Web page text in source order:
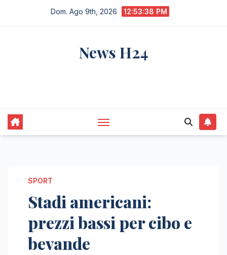
Dom. Ago 9th, 2026 12:53:39 PM
News H24
SPORT
Stadi americani:
prezzi bassi per cibo e
bevande